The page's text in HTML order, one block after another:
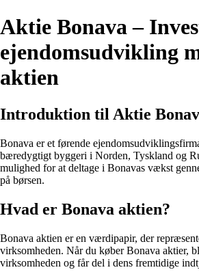
Aktie Bonava –
ejendomsudvikling
aktien
Introduktion til Aktie
Bonava er et førende
bæredygtigt byggeri i Norden, Tyskland og
mulighed for at deltage i Bonavas vækst
på børsen.
Hvad er Bonava aktien?
Bonava aktien er en værdipapir, der
virksomheden. Når du køber Bonava aktier,
virksomheden og får del i dens fremtidige